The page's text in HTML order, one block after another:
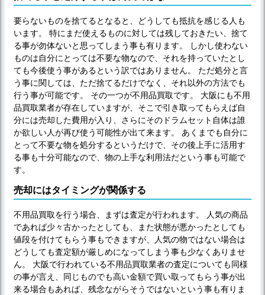
要らないものを捨てるとなると、どうしても抵抗を感じる人も
います。 特にまだ使えるものに対しては残しておきたい、捨て
る事が勿体ないと思ってしまう事も有ります。 しかし使わない
ものは自分にとっては不要な物なので、それを持っていたとし
ても今後使う事があるという訳ではありません。 ただ処分と言
う事に関しては、ただ捨てるだけでなく、それ以外の方法でも
行う事が可能です。 その一つが不用品買取です。 大阪にも不用
品買取業者が存在していますが、そこで引き取ってもらえば自
分には売却した費用が入り、さらにそのドラムセット自体は誰
か欲しい人が再び使う可能性が出て来ます。 あくまでも自分に
とって不要な物を処分するというだけで、その後上手に活用す
る事も十分可能なので、物の上手な利用法だという事も可能で
す。
売却にはタイミングが関係する
不用品買取を行う場合、まずは査定が行われます。 人気の商品
であれば少々古かったとしても、また状態が悪かったとしても
値段を付けてもらう事もできますが、人気の物ではない場合は
どうしても査定額が厳しめになってしまう事も少なくありませ
ん。 大阪で行われている不用品買取業者の査定についても同様
の事が言え、同じものでも高い金額で買い取ってもらう事が出
来る場合もあれば、残念ながらそうではないという事も有りま